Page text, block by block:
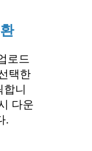
로드
택한
니
다운
.